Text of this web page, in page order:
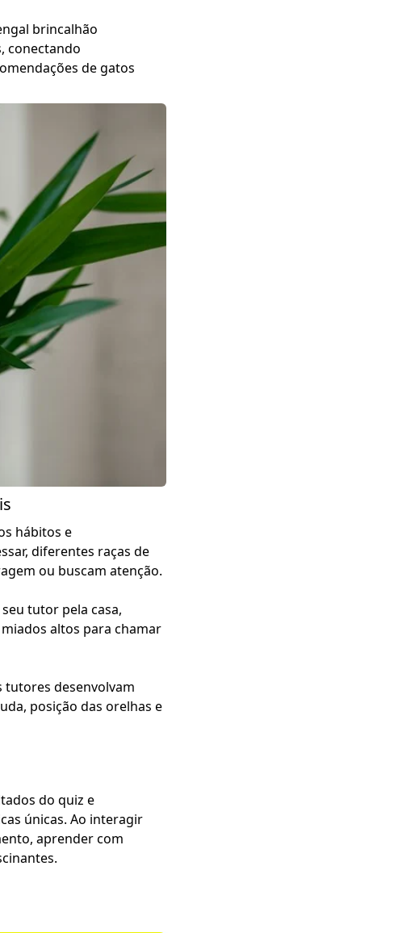
brincalhão
conectando
de gatos
hábitos e
diferentes raças de
ou buscam atenção.
tutor pela casa,
altos para chamar
tutores desenvolvam
posição das orelhas e
do quiz e
únicas. Ao interagir
aprender com